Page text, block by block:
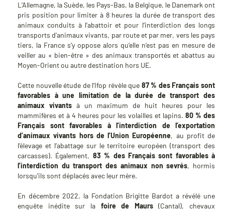
L’Allemagne, la Suède, les Pays-Bas, la Belgique, le Danemark ont
pris position pour limiter à 8 heures la durée de transport des
animaux conduits à l’abattoir et pour l’interdiction des longs
transports d’animaux vivants, par route et par mer, vers les pays
tiers, la France s’y oppose alors qu’elle n’est pas en mesure de
veiller au « bien-être » des animaux transportés et abattus au
Moyen-Orient ou autre destination hors UE.
Cette nouvelle étude de l’Ifop révèle que 87 % des Français sont
favorables à une limitation de la durée de transport des
animaux vivants à un maximum de huit heures pour les
mammifères et à 4 heures pour les volailles et lapins. 80 % des
Français sont favorables à l’interdiction de l’exportation
d’animaux vivants hors de l’Union Européenne, au profit de
l’élevage et l’abattage sur le territoire européen (transport des
carcasses). Également, 83 % des Français sont favorables à
l’interdiction du transport des animaux non sevrés, hormis
lorsqu’ils sont déplacés avec leur mère.
En décembre 2022, la Fondation Brigitte Bardot a révélé une
enquête inédite sur la foire de Maurs(Cantal), chevaux